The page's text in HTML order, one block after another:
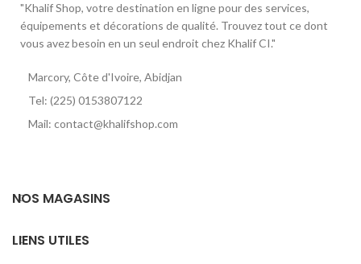
"Khalif Shop, votre destination en ligne pour des services,
équipements et décorations de qualité. Trouvez tout ce dont
vous avez besoin en un seul endroit chez Khalif CI."
Marcory, Côte d'Ivoire, Abidjan
Tel: (225) 0153807122
Mail: contact@khalifshop.com
NOS MAGASINS
LIENS UTILES